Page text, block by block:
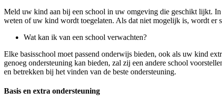
Meld uw kind aan bij een school in uw omgeving die geschikt lijkt. In
weten of uw kind wordt toegelaten. Als dat niet mogelijk is, wordt er
Wat kan ik van een school verwachten?
Elke basisschool moet passend onderwijs bieden, ook als uw kind
genoeg ondersteuning kan bieden, zal zij een andere school
en betrekken bij het vinden van de beste ondersteuning.
Basis en extra ondersteuning